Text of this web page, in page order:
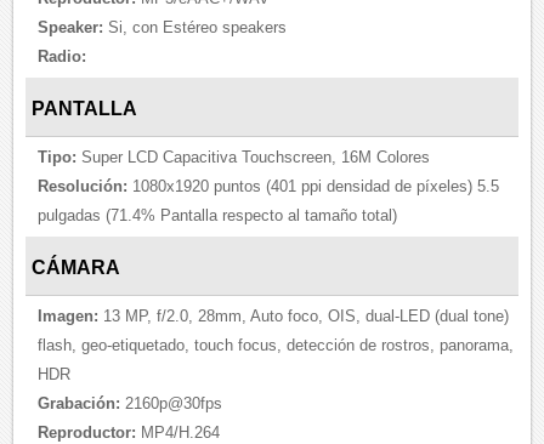
Speaker: Si, con Estéreo speakers
Radio:
PANTALLA
Tipo: Super LCD Capacitiva Touchscreen, 16M Colores
Resolución: 1080x1920 puntos (401 ppi densidad de píxeles) 5.5
pulgadas (71.4% Pantalla respecto al tamaño total)
CÁMARA
Imagen: 13 MP, f/2.0, 28mm, Auto foco, OIS, dual-LED (dual tone)
flash, geo-etiquetado, touch focus, detección de rostros, panorama,
HDR
Grabación: 2160p@30fps
Reproductor: MP4/H.264